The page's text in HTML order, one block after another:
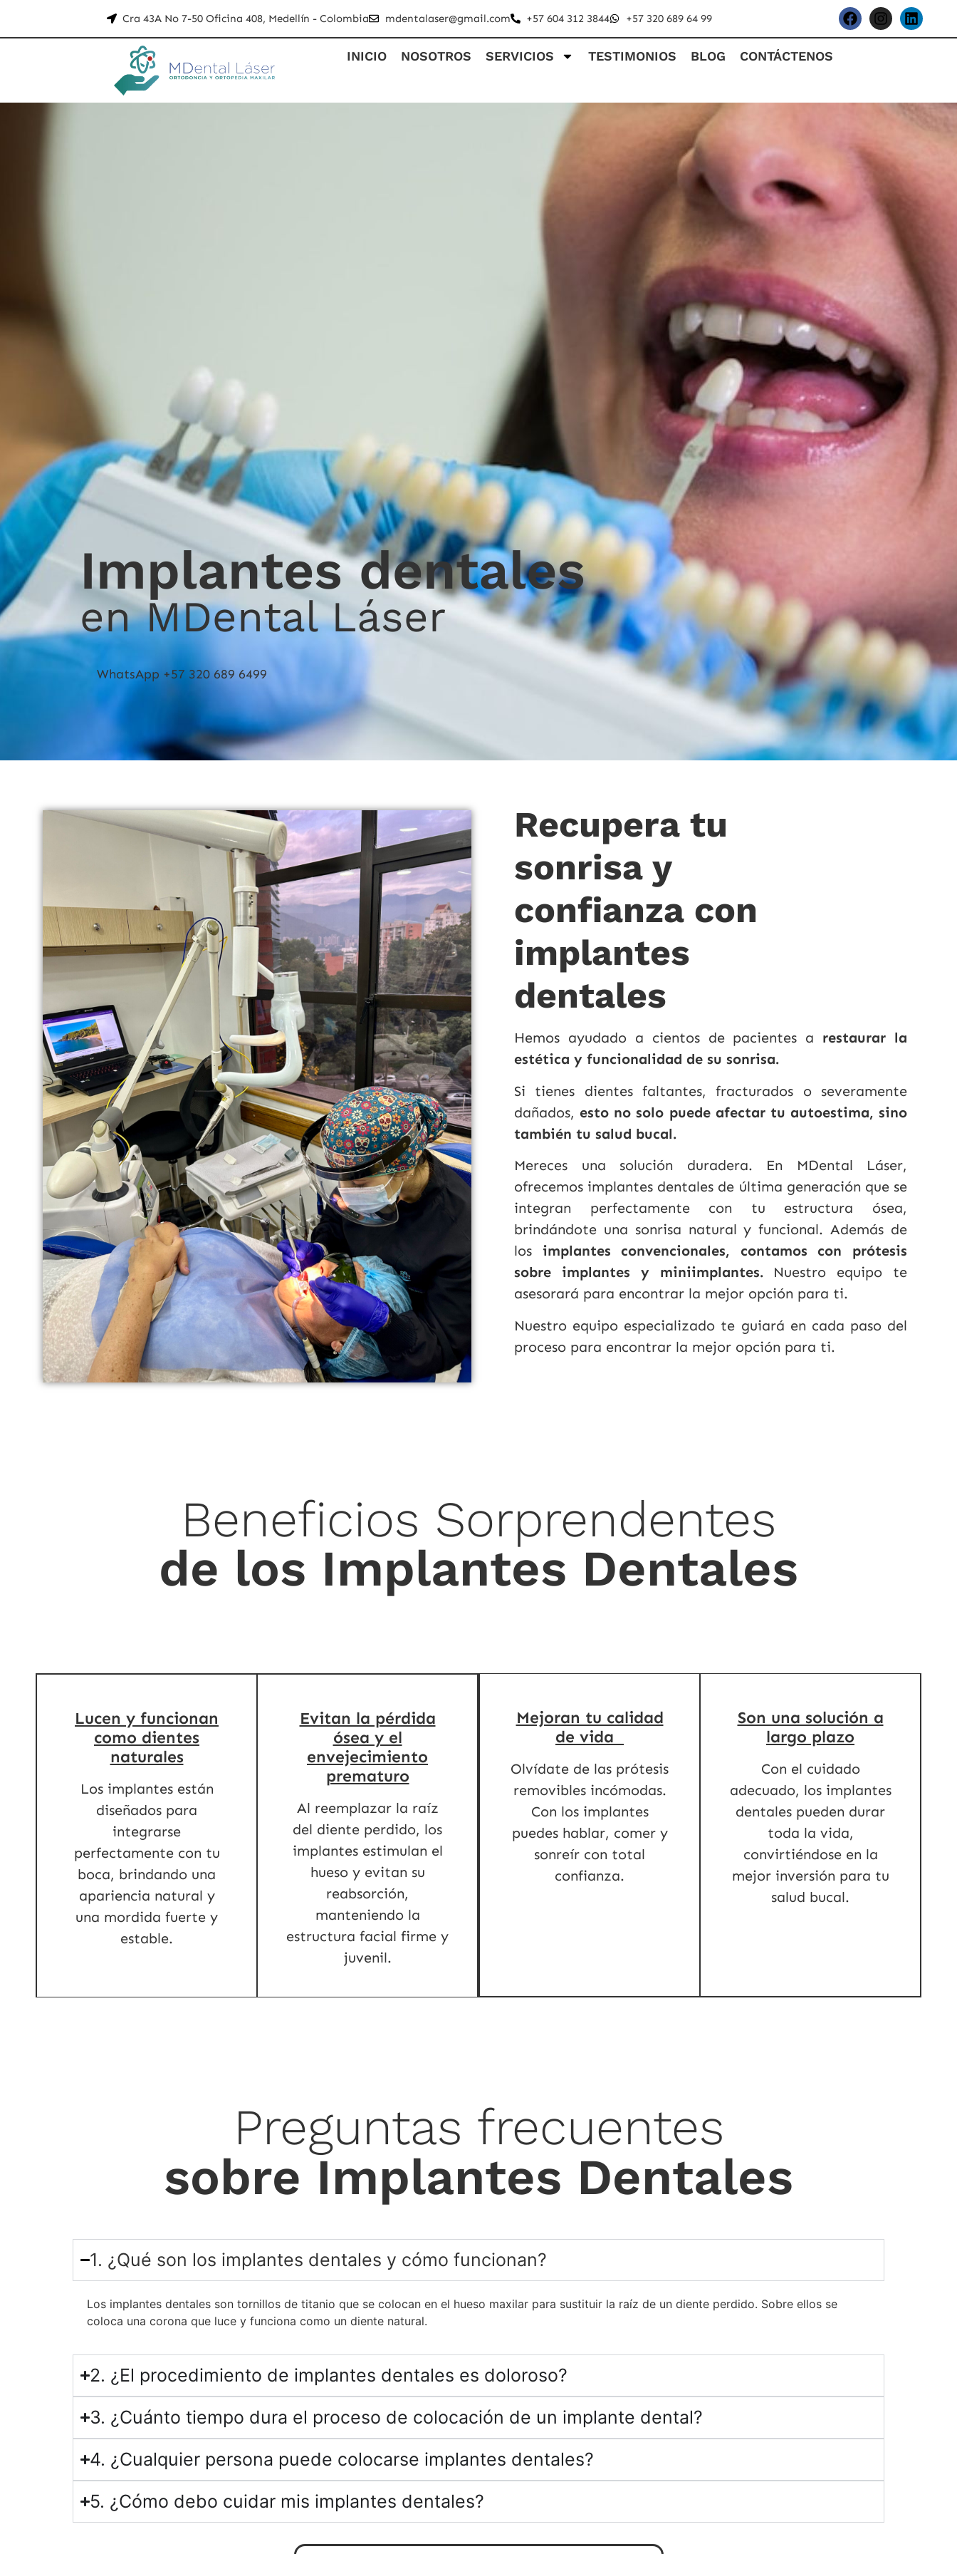
Cra 43A No 7-50 Oficina 408, Medellín - Colombia mdentalaser@gmail.com +57 604 312 3844 +57 320 689 64 99
INICIO NOSOTROS SERVICIOS TESTIMONIOS BLOG CONTÁCTENOS
Implantes dentales
en MDental Láser
WhatsApp +57 320 689 6499
Recupera tu
sonrisa y
confianza con
implantes
dentales
Hemos ayudado a cientos de pacientes a restaurar la
estética y funcionalidad de su sonrisa.
Si tienes dientes faltantes, fracturados o severamente
dañados,esto no solo puede afectar tu autoestima, sino
también tu salud bucal.
Mereces una solución duradera. En MDental Láser,
ofrecemos implantes dentales de última generación que se
integran perfectamente con tu estructura ósea,
brindándote una sonrisa natural y funcional. Además de
los implantes convencionales, contamos con prótesis
sobre implantes y miniimplantes.Nuestro equipo te
asesorará para encontrar la mejor opción para ti.
Nuestro equipo especializado te guiará en cada paso del
proceso para encontrar la mejor opción para ti.
Beneficios Sorprendentes
de los Implantes Dentales
Lucen y funcionan
como dientes
naturales
Los implantes están
diseñados para
integrarse
perfectamente con tu
boca, brindando una
apariencia natural y
una mordida fuerte y
estable.
Evitan la pérdida
ósea y el
envejecimiento
prematuro
Al reemplazar la raíz
del diente perdido, los
implantes estimulan el
hueso y evitan su
reabsorción,
manteniendo la
estructura facial firme y
juvenil.
Mejoran tu calidad
de vida
Olvídate de las prótesis
removibles incómodas.
Con los implantes
puedes hablar, comer y
sonreír con total
confianza.
Son una solución a
largo plazo
Con el cuidado
adecuado, los implantes
dentales pueden durar
toda la vida,
convirtiéndose en la
mejor inversión para tu
salud bucal.
Preguntas frecuentes
sobre Implantes Dentales
1. ¿Qué son los implantes dentales y cómo funcionan?
Los implantes dentales son tornillos de titanio que se colocan en el hueso maxilar para sustituir la raíz de un diente perdido. Sobre ellos se
coloca una corona que luce y funciona como un diente natural.
2. ¿El procedimiento de implantes dentales es doloroso?
3. ¿Cuánto tiempo dura el proceso de colocación de un implante dental?
4. ¿Cualquier persona puede colocarse implantes dentales?
5. ¿Cómo debo cuidar mis implantes dentales?